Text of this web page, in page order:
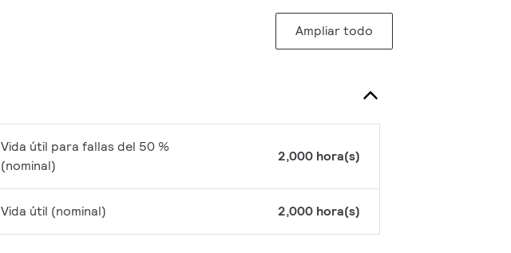
Ampliar todo
Vida útil para fallas del 50 %
(nominal)
2,000 hora(s)
Vida útil (nominal) 2,000 hora(s)